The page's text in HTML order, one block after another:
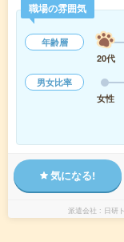
職場の雰囲気
年齢層
20代
男女比率
女性
気になる!
派遣会社 日研